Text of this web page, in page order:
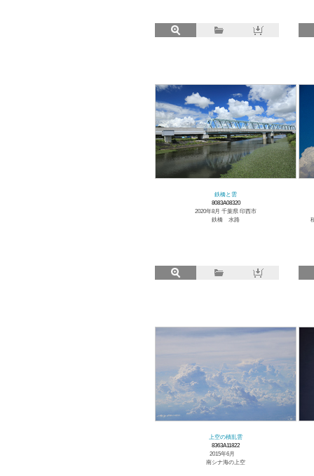
鉄橋と雲
8083A08320
2020年8月 千葉県 印西市
鉄橋 水路
上空の積乱雲
8363A11822
2015年6月
南シナ海の上空